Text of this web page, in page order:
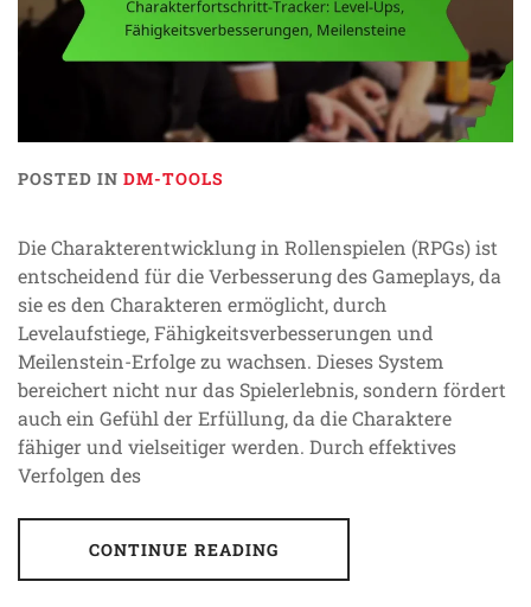
POSTED IN DM-TOOLS
Die Charakterentwicklung in Rollenspielen (RPGs) ist
entscheidend für die Verbesserung des Gameplays, da
sie es den Charakteren ermöglicht, durch
Levelaufstiege, Fähigkeitsverbesserungen und
Meilenstein-Erfolge zu wachsen. Dieses System
bereichert nicht nur das Spielerlebnis, sondern fördert
auch ein Gefühl der Erfüllung, da die Charaktere
fähiger und vielseitiger werden. Durch effektives
Verfolgen des
CONTINUE READING